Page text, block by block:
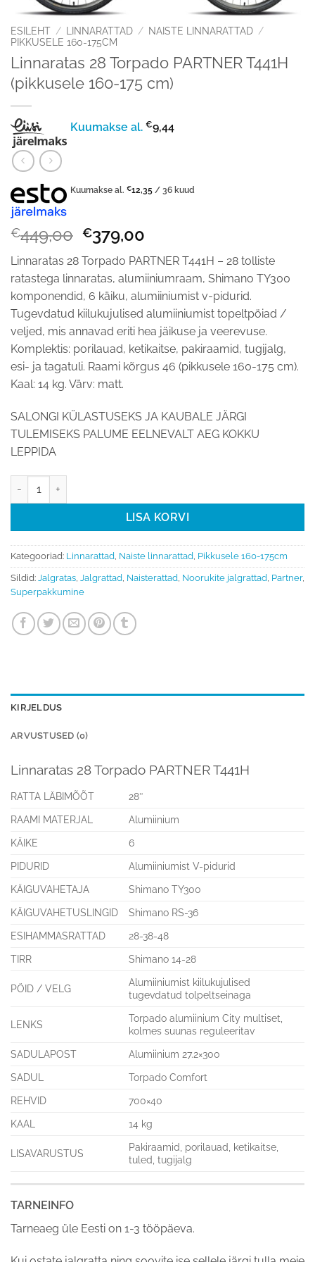
ESILEHT / LINNARATTAD / NAISTE LINNARATTAD /
PIKKUSELE 160-175CM
Linnaratas 28 Torpado PARTNER T441H
(pikkusele 160-175 cm)
Kuumakse al. €9,44
Kuumakse al. €12,35 / 36 kuud
€449,00 Algne
hind
oli:
€449,00.
€379,00
hind
on:
€379,00.
Linnaratas 28 Torpado PARTNER T441H – 28 tolliste
ratastega linnaratas, alumiiniumraam, Shimano TY300
komponendid, 6 käiku, alumiiniumist v-pidurid.
Tugevdatud kiilukujulised alumiiniumist topeltpöiad /
veljed, mis annavad eriti hea jäikuse ja veerevuse.
Komplektis: porilauad, ketikaitse, pakiraamid, tugijalg,
esi- ja tagatuli. Raami kõrgus 46 (pikkusele 160-175 cm).
Kaal: 14 kg. Värv: matt.
SALONGI KÜLASTUSEKS JA KAUBALE JÄRGI
TULEMISEKS PALUME EELNEVALT AEG KOKKU
LEPPIDA
LISA KORVI
Kategooriad: Linnarattad, Naiste linnarattad, Pikkusele 160-175cm
Sildid: Jalgratas, Jalgrattad, Naisterattad, Noorukite jalgrattad, Partner,
Superpakkumine
KIRJELDUS
ARVUSTUSED (0)
Linnaratas 28 Torpado PARTNER T441H
RATTA LÄBIMÕÕT
28″
RAAMI MATERJAL
Alumiinium
KÄIKE
6
PIDURID
Alumiiniumist V-pidurid
KÄIGUVAHETAJA
Shimano TY300
KÄIGUVAHETUSLINGID
Shimano RS-36
ESIHAMMASRATTAD
28-38-48
TIRR
Shimano 14-28
PÖID / VELG
Alumiiniumist kiilukujulised
tugevdatud tolpeltseinaga
LENKS
Torpado alumiinium City multiset,
kolmes suunas reguleeritav
SADULAPOST
Alumiinium 27.2×300
SADUL
Torpado Comfort
REHVID
700×40
KAAL
14 kg
LISAVARUSTUS
Pakiraamid, porilauad, ketikaitse,
tuled, tugijalg
TARNEINFO
Tarneaeg üle Eesti on 1-3 tööpäeva.